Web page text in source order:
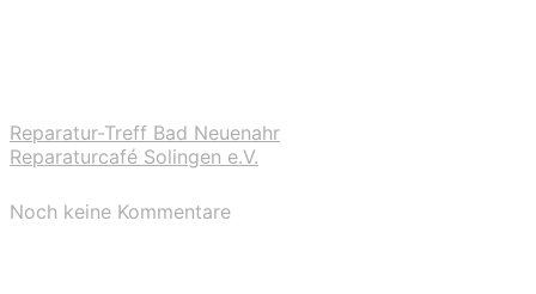
Reparatur-Treff Bad Neuenahr
Reparaturcafé Solingen e.V.
Noch keine Kommentare